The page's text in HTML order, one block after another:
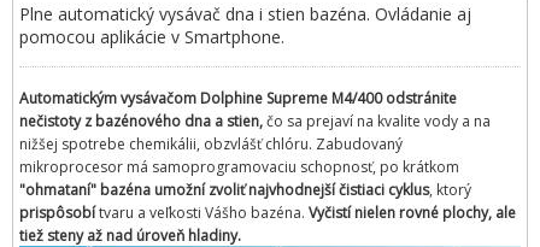
Plne automatický vysávač dna i stien bazéna. Ovládanie aj
pomocou aplikácie v Smartphone.
Automatickým vysávačom Dolphine Supreme M4/400 odstránite
nečistoty z bazénového dna a stien,čo sa prejaví na kvalite vody a na
nižšej spotrebe chemikálii, obzvlášť chlóru. Zabudovaný
mikroprocesor má samoprogramovaciu schopnosť, po krátkom
"ohmataní" bazéna umožní zvoliť najvhodnejší čistiaci cyklus, ktorý
prispôsobítvaru a veľkosti Vášho bazéna. Vyčistí nielen rovné plochy, ale
tiež steny až nad úroveň hladiny.